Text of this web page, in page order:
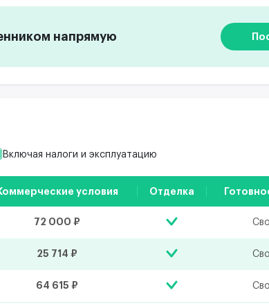
напрямую
Включая налоги и эксплуатацию
условия Отделка
72 000 ₽
25 714 ₽
64 615 ₽